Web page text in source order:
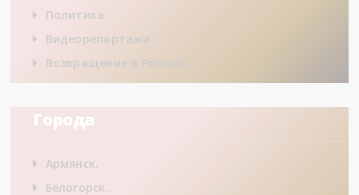
Политика
Видеорепортажи
Возвращение в Россию.
Города
Армянск.
Белогорск.